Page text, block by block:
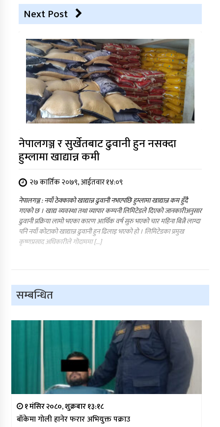
Next Post
नेपालगञ्ज र सुर्खेतबाट ढुवानी हुन नसक्दा
हुम्लामा खाद्यान्न कमी
२७ कार्तिक २०७९, आईतवार १४:०९
नेपालगञ्ज : नयाँ ठेक्काको खाद्यान्न ढुवानी नभएपछि हुम्लामा खाद्यान्न कम हुँदै
गएको छ । खाद्य व्यवस्था तथा व्यापार कम्पनी लिमिटेडले दिएको जानकारीअनुसार
ढुवानी प्रक्रिया लामो भएका कारण आर्थिक वर्ष सुरु भएको चार महिना बित्नै लाग्दा
पनि नयाँ कोटाको खाद्यान्न ढुवानी हुन ढिलाइ भएको हो । लिमिटेडका प्रमुख
कृष्णप्रसाद अधिकारीले गोदाममा […]
सम्बन्धित
१ मंसिर २०८०, शुक्रबार १३:१८
बाँकेमा गोली हानेर फरार अभियुक्त पक्राउ